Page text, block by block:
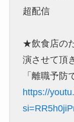
超配信
★飲食店の
演させて頂
「離職予防
https://